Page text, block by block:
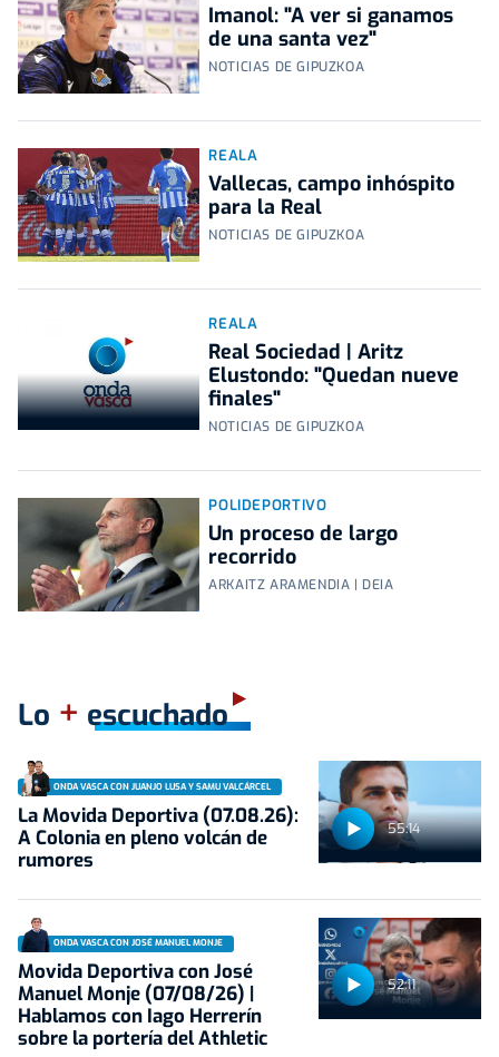
Imanol: "A ver si ganamos
de una santa vez"
NOTICIAS DE GIPUZKOA
REALA
Vallecas, campo inhóspito
para la Real
NOTICIAS DE GIPUZKOA
REALA
Real Sociedad | Aritz
Elustondo: "Quedan nueve
finales"
NOTICIAS DE GIPUZKOA
POLIDEPORTIVO
Un proceso de largo
recorrido
ARKAITZ ARAMENDIA | DEIA
Lo + escuchado
55:14
ONDA VASCA CON JUANJO LUSA Y SAMU VALCÁRCEL
La Movida Deportiva (07.08.26):
A Colonia en pleno volcán de
rumores
52:11
ONDA VASCA CON JOSÉ MANUEL MONJE
Movida Deportiva con José
Manuel Monje (07/08/26) |
Hablamos con Iago Herrerín
sobre la portería del Athletic